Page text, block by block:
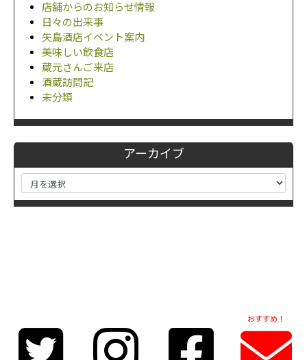
店舗からのお知らせ情報
日々の出来事
矢島酒店イベント案内
美味しい飲食店
蔵元さんご来店
酒蔵訪問記
未分類
アーカイブ
おすすめ！